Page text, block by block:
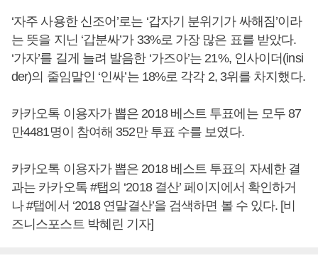
‘자주 사용한 신조어’로는 ‘갑자기 분위기가 싸해짐’이라
는 뜻을 지닌 ‘갑분싸’가 33%로 가장 많은 표를 받았다.
‘가자’를 길게 늘려 발음한 ‘가즈아’는 21%, 인사이더(insi
der)의 줄임말인 ‘인싸’는 18%로 각각 2, 3위를 차지했다.
카카오톡 이용자가 뽑은 2018 베스트 투표에는 모두 87
만4481명이 참여해 352만 투표 수를 보였다.
카카오톡 이용자가 뽑은 2018 베스트 투표의 자세한 결
과는 카카오톡 #탭의 ‘2018 결산’ 페이지에서 확인하거
나 #탭에서 ‘2018 연말결산’을 검색하면 볼 수 있다. [비
즈니스포스트 박혜린 기자]